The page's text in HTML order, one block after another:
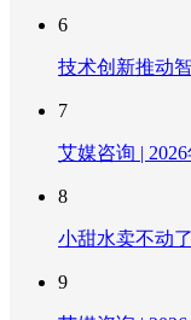
6
技术创新推动
7
艾媒咨询 |
8
小甜水卖不动
9